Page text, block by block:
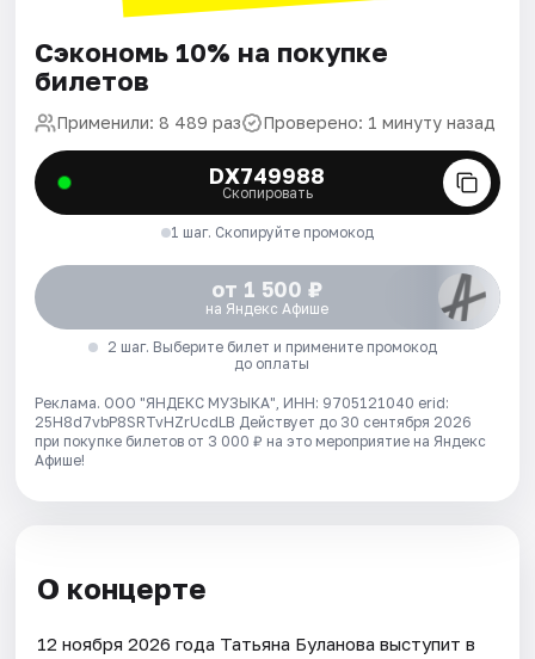
Сэкономь 10% на покупке
билетов
Применили: 8 489 раз Проверено: 1 минуту назад
DX749988
Скопировать
1 шаг. Скопируйте промокод
от 1 500 ₽
на Яндекс Афише
2 шаг. Выберите билет и примените промокод
до оплаты
Реклама. ООО "ЯНДЕКС МУЗЫКА", ИНН: 9705121040 erid:
25H8d7vbP8SRTvHZrUcdLB Действует до 30 сентября 2026
при покупке билетов от 3 000 ₽ на это мероприятие на Яндекс
Афише!
О концерте
12 ноября 2026 года Татьяна Буланова выступит в